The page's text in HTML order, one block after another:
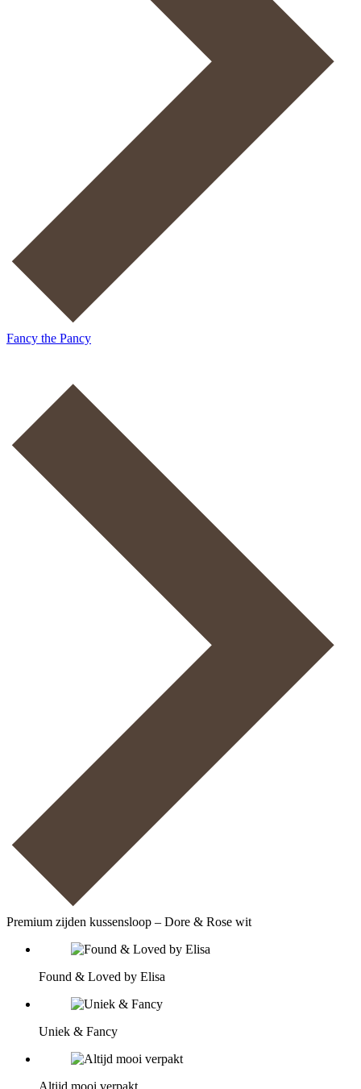
Fancy the Pancy
Premium zijden kussensloop – Dore & Rose wit
Found & Loved by Elisa
Uniek & Fancy
Altijd mooi verpakt